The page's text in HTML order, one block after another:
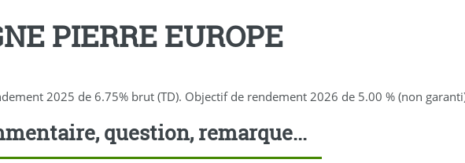
PIERRE EUROPE
2025 de 6.75% brut (TD). Objectif de rendement 2026 de 5.00 % (non
question, remarque...